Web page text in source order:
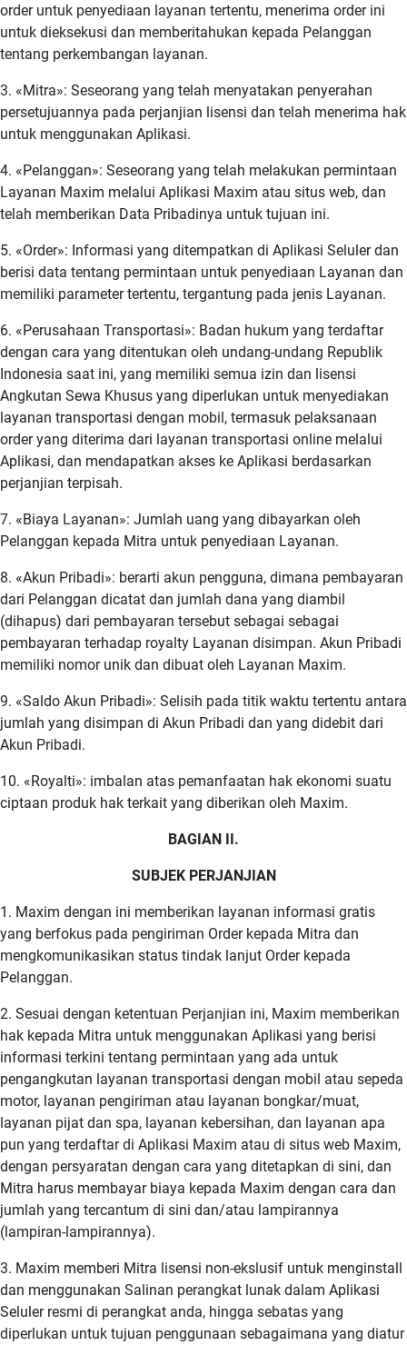
order untuk penyediaan layanan tertentu, menerima order ini
untuk dieksekusi dan memberitahukan kepada Pelanggan
tentang perkembangan layanan.
3. «Mitra»: Seseorang yang telah menyatakan penyerahan
persetujuannya pada perjanjian lisensi dan telah menerima hak
untuk menggunakan Aplikasi.
4. «Pelanggan»: Seseorang yang telah melakukan permintaan
Layanan Maxim melalui Aplikasi Maxim atau situs web, dan
telah memberikan Data Pribadinya untuk tujuan ini.
5. «Order»: Informasi yang ditempatkan di Aplikasi Seluler dan
berisi data tentang permintaan untuk penyediaan Layanan dan
memiliki parameter tertentu, tergantung pada jenis Layanan.
6. «Perusahaan Transportasi»: Badan hukum yang terdaftar
dengan cara yang ditentukan oleh undang-undang Republik
Indonesia saat ini, yang memiliki semua izin dan lisensi
Angkutan Sewa Khusus yang diperlukan untuk menyediakan
layanan transportasi dengan mobil, termasuk pelaksanaan
order yang diterima dari layanan transportasi online melalui
Aplikasi, dan mendapatkan akses ke Aplikasi berdasarkan
perjanjian terpisah.
7. «Biaya Layanan»: Jumlah uang yang dibayarkan oleh
Pelanggan kepada Mitra untuk penyediaan Layanan.
8. «Akun Pribadi»: berarti akun pengguna, dimana pembayaran
dari Pelanggan dicatat dan jumlah dana yang diambil
(dihapus) dari pembayaran tersebut sebagai sebagai
pembayaran terhadap royalty Layanan disimpan. Akun Pribadi
memiliki nomor unik dan dibuat oleh Layanan Maxim.
9. «Saldo Akun Pribadi»: Selisih pada titik waktu tertentu antara
jumlah yang disimpan di Akun Pribadi dan yang didebit dari
Akun Pribadi.
10. «Royalti»: imbalan atas pemanfaatan hak ekonomi suatu
ciptaan produk hak terkait yang diberikan oleh Maxim.
BAGIAN II.
SUBJEK PERJANJIAN
1. Maxim dengan ini memberikan layanan informasi gratis
yang berfokus pada pengiriman Order kepada Mitra dan
mengkomunikasikan status tindak lanjut Order kepada
Pelanggan.
2. Sesuai dengan ketentuan Perjanjian ini, Maxim memberikan
hak kepada Mitra untuk menggunakan Aplikasi yang berisi
informasi terkini tentang permintaan yang ada untuk
pengangkutan layanan transportasi dengan mobil atau sepeda
motor, layanan pengiriman atau layanan bongkar/muat,
layanan pijat dan spa, layanan kebersihan, dan layanan apa
pun yang terdaftar di Aplikasi Maxim atau di situs web Maxim,
dengan persyaratan dengan cara yang ditetapkan di sini, dan
Mitra harus membayar biaya kepada Maxim dengan cara dan
jumlah yang tercantum di sini dan/atau lampirannya
(lampiran-lampirannya).
3. Maxim memberi Mitra lisensi non-ekslusif untuk menginstall
dan menggunakan Salinan perangkat lunak dalam Aplikasi
Seluler resmi di perangkat anda, hingga sebatas yang
diperlukan untuk tujuan penggunaan sebagaimana yang diatur